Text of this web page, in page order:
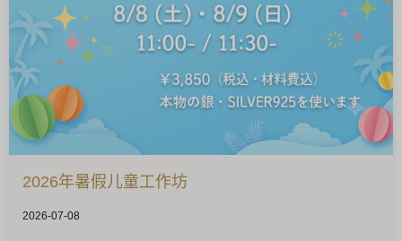
2026年暑假儿童工作坊
2026-07-08